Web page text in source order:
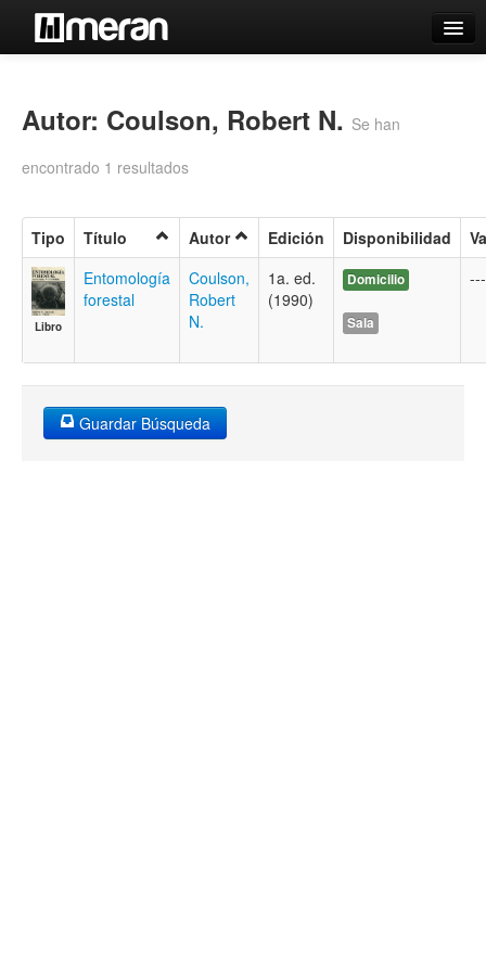
Búsqueda Avanzada
Contacto
Iniciar sesión
Autor: Coulson, Robert N. Se han
encontrado 1 resultados
Tipo Título Autor Edición Disponibilidad
Libro
Entomología
forestal
Coulson,
Robert
N.
1a. ed.
(1990)
Domicilio
Sala
Guardar Búsqueda